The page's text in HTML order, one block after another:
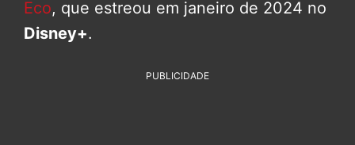
Eco, que estreou em janeiro de 2024 no
Disney+.
PUBLICIDADE